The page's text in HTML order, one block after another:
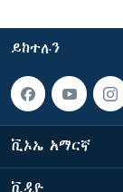
ይከተሉን
ቪኦኤ አማርኛ
ቪዲዮ